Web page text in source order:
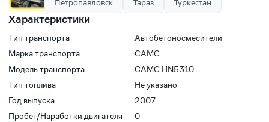
Характеристики
Тип транспорта
Автобетоносмесители
Марка транспорта
CAMC
Модель транспорта
CAMC HN5310
Тип топлива
Не указано
Год выпуска
2007
Пробег/Наработки двигателя
0